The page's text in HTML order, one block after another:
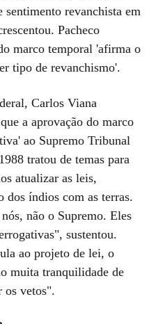
revanchista em
Pacheco
marco temporal 'afirma o
tipo de revanchismo'.
Carlos Viana
a aprovação do marco
ao Supremo Tribunal
tratou de temas para
atualizar as leis,
dos índios com as terras.
não o Supremo. Eles
sustentou.
ao projeto de lei, o
muita tranquilidade de
os vetos".